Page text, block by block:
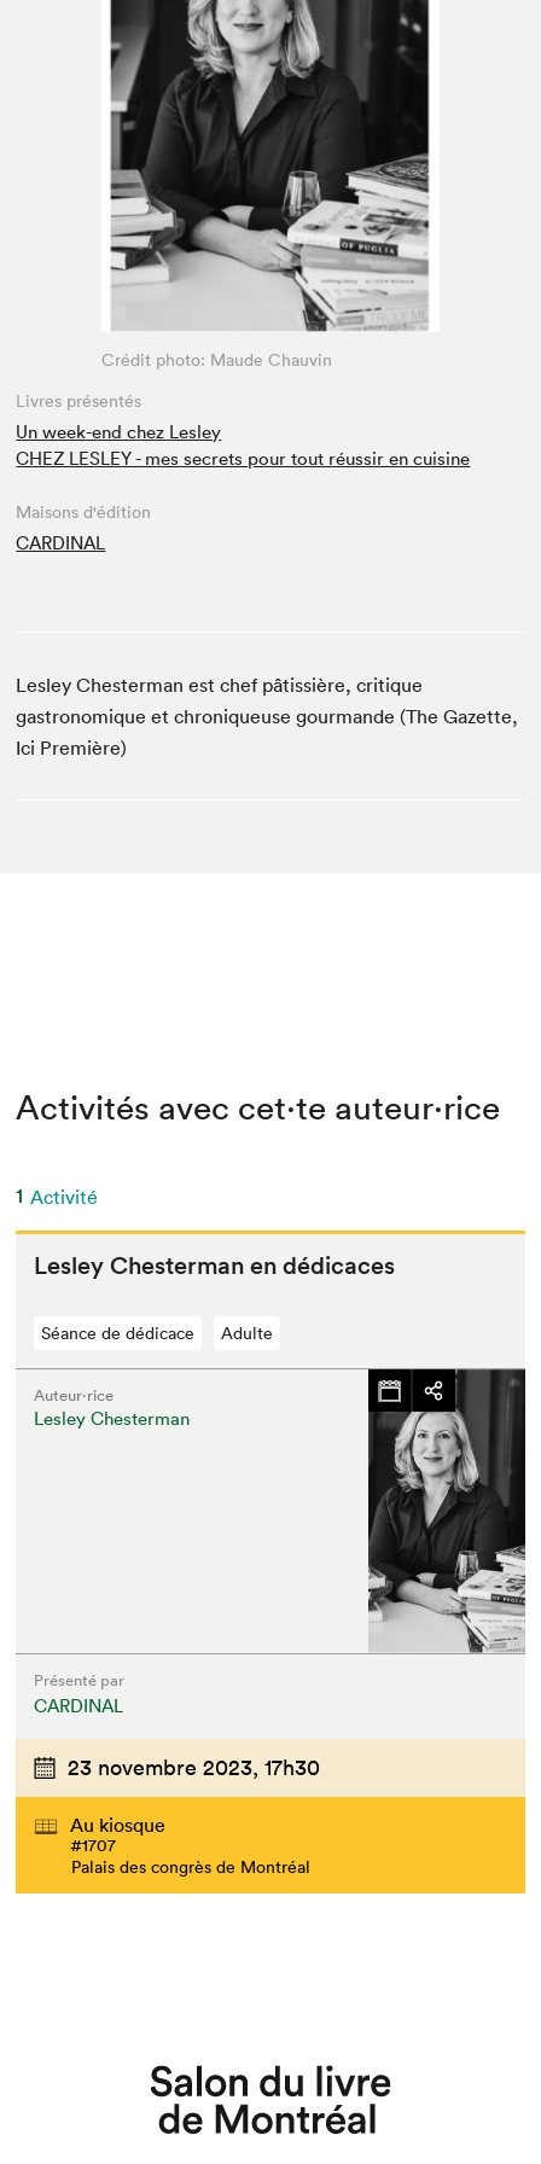
Espace médias
Crédit photo: Maude Chauvin
Livres présentés
Un week-end chez Lesley
CHEZ LESLEY - mes secrets pour tout réussir en cuisine
Maisons d'édition
CARDINAL
Lesley Chesterman est chef pâtissière, critique
gastronomique et chroniqueuse gourmande (The Gazette,
Ici Première)
Activités avec cet·te auteur·rice
1 Activité
Les­ley Chester­man en dédicaces
Séance de dédicace Adulte
Auteur·rice
Lesley Chesterman
Présenté par
CARDINAL
23 novembre 2023, 17h30
Au kiosque
#1707
Palais des congrès de Montréal